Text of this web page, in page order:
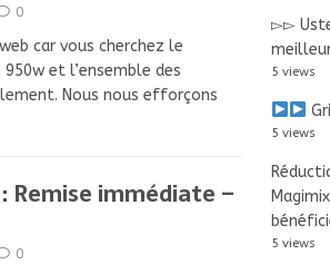
0
car vous cherchez le
et l’ensemble des
Nous nous efforçons
immédiate –
0
▻▻
5 views
5 views
5 views